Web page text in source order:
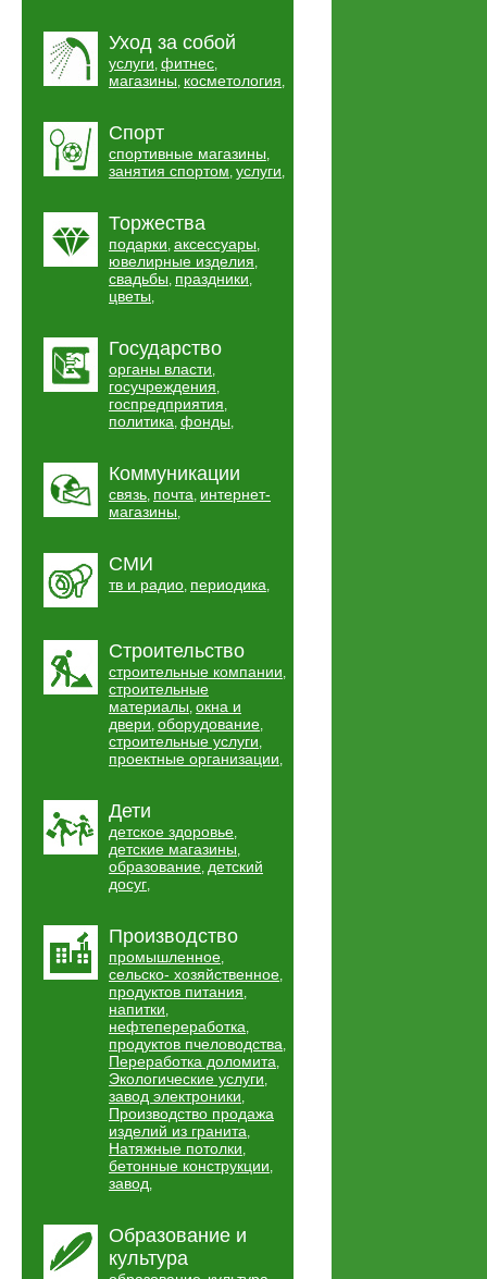
Уход за собой
услуги, фитнес,
магазины, косметология,
Спорт
спортивные магазины,
занятия спортом, услуги,
Торжества
подарки, аксессуары,
ювелирные изделия,
свадьбы, праздники,
цветы,
Государство
органы власти,
госучреждения,
госпредприятия,
политика, фонды,
Коммуникации
связь, почта, интернет-
магазины,
СМИ
тв и радио, периодика,
Строительство
строительные компании,
строительные
материалы, окна и
двери, оборудование,
строительные услуги,
проектные организации,
Дети
детское здоровье,
детские магазины,
образование, детский
досуг,
Производство
промышленное,
сельско- хозяйственное,
продуктов питания,
напитки,
нефтепереработка,
продуктов пчеловодства,
Переработка доломита,
Экологические услуги,
завод электроники,
Производство продажа
изделий из гранита,
Натяжные потолки,
бетонные конструкции,
завод,
Образование и
культура